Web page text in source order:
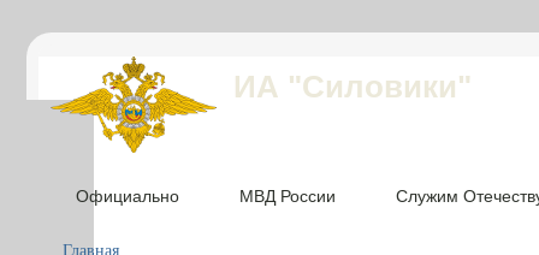
ИА "Силовики"
Официально МВД России Служим
Главная